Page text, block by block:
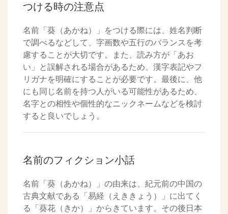
つける時の注意点
名前「葵（あかね）」をつける際には、姓名判断
で調べるなどして、字画数や五行のバランスを考
慮することが大切です。また、読み方が「あお
い」と誤解される場合があるため、漢字表記やフ
リガナを明確にすることが必要です。最後に、他
にも同じ名前を持つ人がいる可能性があるため、
名字との相性や個性的なニックネームなどを検討
すると良いでしょう。
名前のフィクション小話
名前「葵（あかね）」の由来は、紀元前の中国の
古典文献である「易経（えききょう）」に出てく
る「葵花（きか）」からきています。その後日本